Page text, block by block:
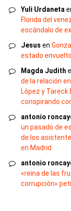
Yuli Urdaneta
Florida del
escándalo de
Jesus en
estado envuelto
Magda Judith
de la relación
López y
conspirando
antonio
un pasado de
de los
en Madrid
antonio
«reina de las
corrupción»